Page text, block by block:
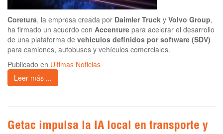
Coretura, la empresa creada por Daimler Truck y Volvo Group,
ha firmado un acuerdo con Accenture para acelerar el desarrollo
de una plataforma de vehículos definidos por software (SDV)
para camiones, autobuses y vehículos comerciales.
Publicado en Ultimas Noticias
Leer más ...
Getac impulsa la IA local en transporte y